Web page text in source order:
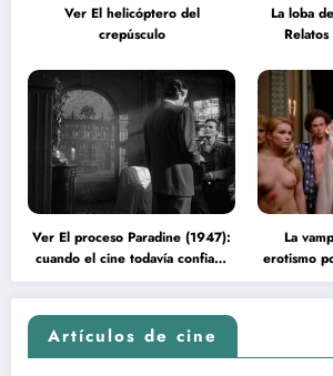
Ver El helicóptero del
crepúsculo
La loba
Ver El proceso Paradine (1947):
cuando el cine todavía confiaba
en la inteligencia del espectador
La
erotismo
Artículos de cine